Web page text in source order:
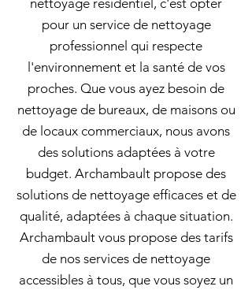
nettoyage résidentiel, c'est opter
pour un service de nettoyage
professionnel qui respecte
l'environnement et la santé de vos
proches. Que vous ayez besoin de
nettoyage de bureaux, de maisons ou
de locaux commerciaux, nous avons
des solutions adaptées à votre
budget. Archambault propose des
solutions de nettoyage efficaces et de
qualité, adaptées à chaque situation.
Archambault vous propose des tarifs
de nos services de nettoyage
accessibles à tous, que vous soyez un